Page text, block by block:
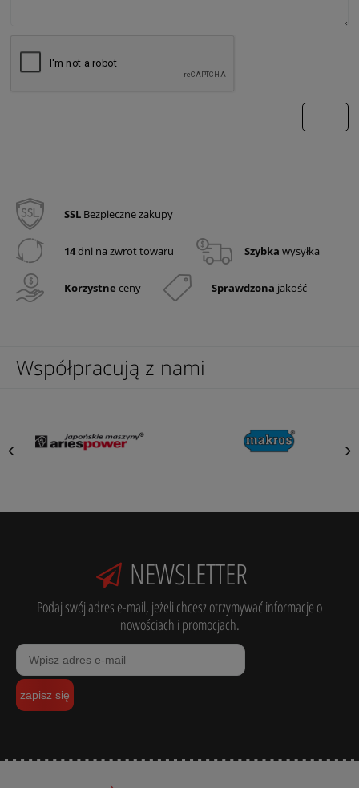
SSL Bezpieczne zakupy
14dni na zwrot towaru Szybka wysyłka
Korzystne ceny Sprawdzona jakość
Współpracują z nami
NEWSLETTER
Podaj swój adres e-mail, jeżeli chcesz otrzymywać informacje o
nowościach i promocjach.
zapisz się